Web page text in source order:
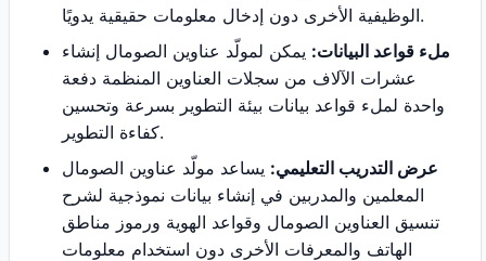
الوظيفية الأخرى دون إدخال معلومات حقيقية يدويًا.
ملء قواعد البيانات: يمكن لمولّد عناوين الصومال إنشاء
عشرات الآلاف من سجلات العناوين المنظمة دفعة
واحدة لملء قواعد بيانات بيئة التطوير بسرعة وتحسين
كفاءة التطوير.
عرض التدريب التعليمي: يساعد مولّد عناوين الصومال
المعلمين والمدربين في إنشاء بيانات نموذجية لشرح
تنسيق العناوين الصومال وقواعد الهوية ورموز مناطق
الهاتف والمعرفات الأخرى دون استخدام معلومات